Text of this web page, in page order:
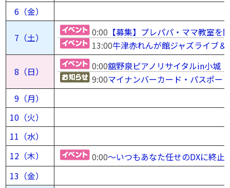
6（金）
7（土） 0:00 【募集】プレパパ・ママ教室を
13:00牛津赤れんが館ジャズライブ
8（日） 0:00舘野泉ピアノリサイタルin小城
9:00マイナンバーカード・パスポー
9（月）
10（火）
11（水）
12（木）
0:00～いつもあなた任せのDXに終
13（金）